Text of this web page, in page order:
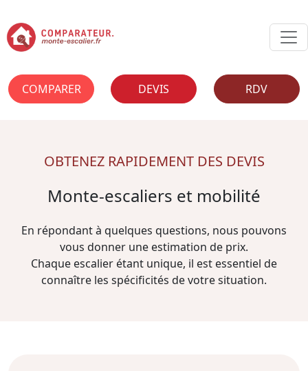
COMPARER DEVIS RDV
OBTENEZ RAPIDEMENT DES DEVIS
Monte-escaliers et mobilité
En répondant à quelques questions, nous pouvons
vous donner une estimation de prix.
Chaque escalier étant unique, il est essentiel de
connaître les spécificités de votre situation.